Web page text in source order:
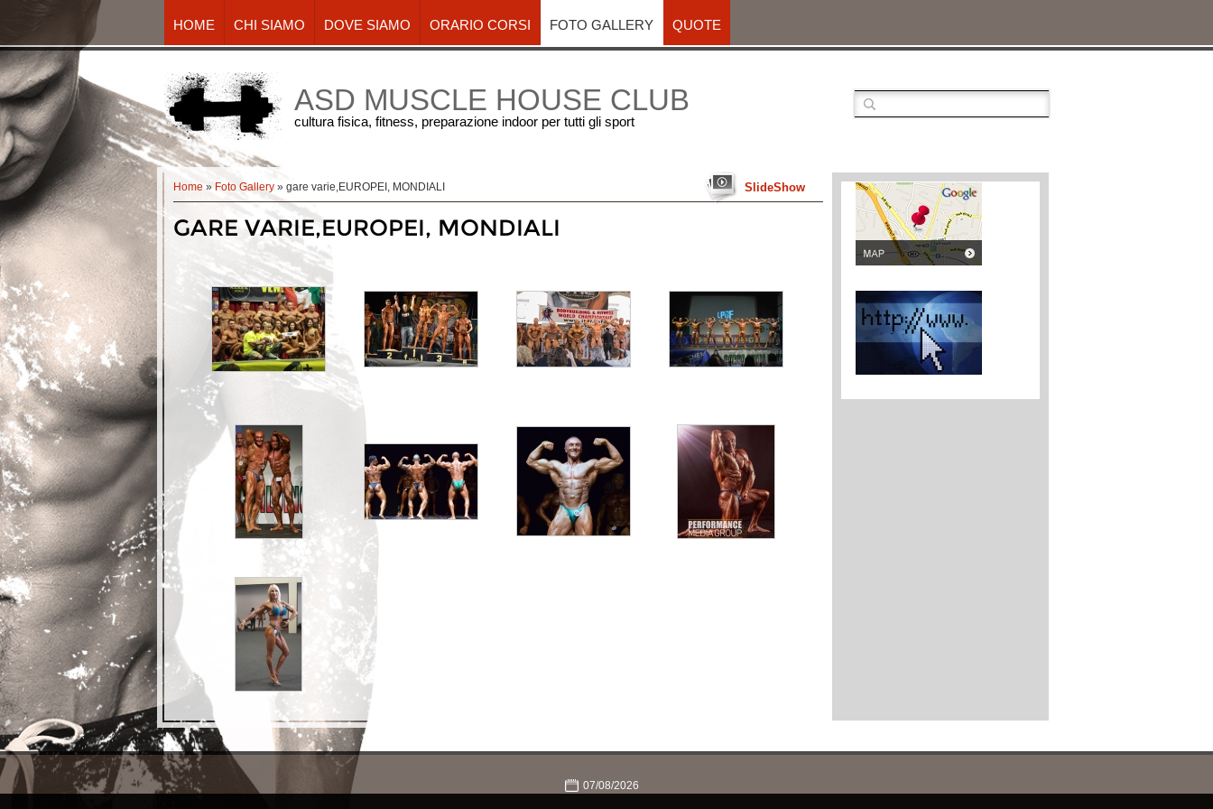
ASD MUSCLE HOUSE CLUB
cultura fisica, fitness, preparazione indoor per tutti gli sport
HOME CHI SIAMO DOVE SIAMO ORARIO CORSI FOTO GALLERY QUOTE
Home » Foto Gallery » gare varie,EUROPEI, MONDIALI
GARE VARIE,EUROPEI, MONDIALI
SlideShow
07/08/2026